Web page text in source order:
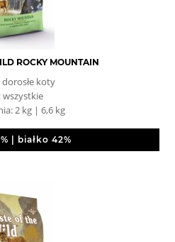
ROCKY MOUNTAIN
dorosłe koty
wszystkie
2 kg | 6,6 kg
| białko 42%